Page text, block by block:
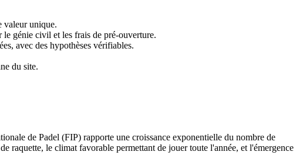
valeur unique.
génie civil et les frais de pré-ouverture.
avec des hypothèses vérifiables.
du site.
de Padel (FIP) rapporte une croissance exponentielle du nombre de
raquette, le climat favorable permettant de jouer toute l'année, et l'émergence